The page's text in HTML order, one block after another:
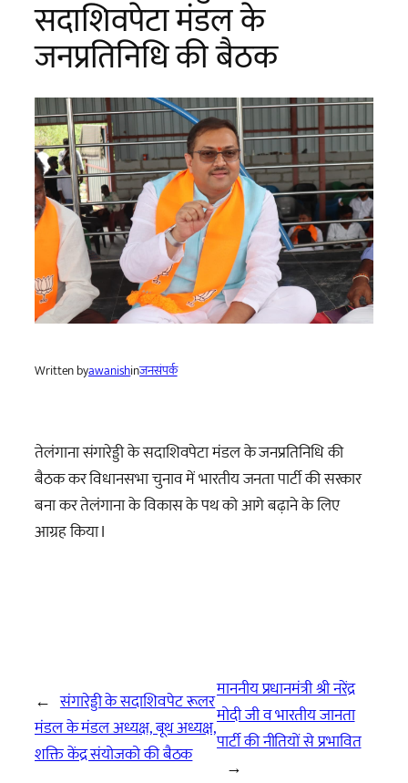
सदाशिवपेटा मंडल के
जनप्रतिनिधि की बैठक
Written byawanishinजनसंपर्क
तेलंगाना संगारेड्डी के सदाशिवपेटा मंडल के जनप्रतिनिधि की
बैठक कर विधानसभा चुनाव में भारतीय जनता पार्टी की सरकार
बना कर तेलंगाना के विकास के पथ को आगे बढ़ाने के लिए
आग्रह किया I
← संगारेड्डी के सदाशिवपेट रूलर
मंडल के मंडल अध्यक्ष, बूथ अध्यक्ष,
शक्ति केंद्र संयोजको की बैठक
माननीय प्रधानमंत्री श्री नरेंद्र
मोदी जी व भारतीय जानता
पार्टी की नीतियों से प्रभावित
→